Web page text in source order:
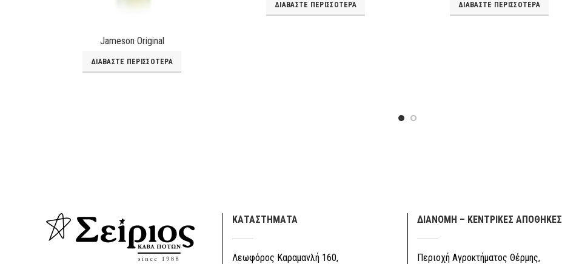
Jameson Original
ΔΙΑΒΆΣΤΕ ΠΕΡΙΣΣΌΤΕΡΑ
ΔΙΑΒΆΣΤΕ ΠΕΡΙΣΣΌΤΕΡΑ ΔΙΑΒΆΣΤΕ ΠΕΡΙΣΣΌΤΕΡΑ
ΚΑΤΑΣΤΗΜΑΤΑ
Λεωφόρος Καραμανλή 160,
ΔΙΑΝΟΜΗ – ΚΕΝΤΡΙΚΕΣ ΑΠΟΘΗΚΕΣ
Περιοχή Αγροκτήματος Θέρμης,